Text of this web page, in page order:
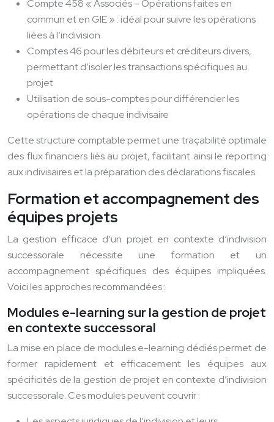
Compte 458 « Associés – Opérations faites en
commun et en GIE » : idéal pour suivre les opérations
liées à l’indivision
Comptes 46 pour les débiteurs et créditeurs divers,
permettant d’isoler les transactions spécifiques au
projet
Utilisation de sous-comptes pour différencier les
opérations de chaque indivisaire
Cette structure comptable permet une traçabilité optimale
des flux financiers liés au projet, facilitant ainsi le reporting
aux indivisaires et la préparation des déclarations fiscales.
Formation et accompagnement des
équipes projets
La gestion efficace d’un projet en contexte d’indivision
successorale nécessite une formation et un
accompagnement spécifiques des équipes impliquées.
Voici les approches recommandées :
Modules e-learning sur la gestion de projet
en contexte successoral
La mise en place de modules e-learning dédiés permet de
former rapidement et efficacement les équipes aux
spécificités de la gestion de projet en contexte d’indivision
successorale. Ces modules peuvent couvrir :